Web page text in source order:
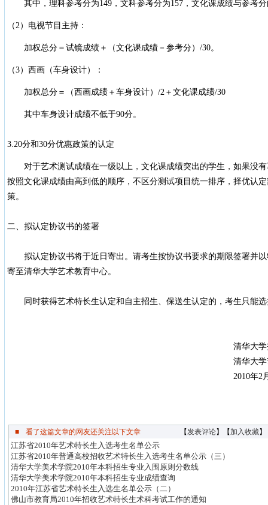
其中，理科参考分为149，文科参考分为157，文化课成绩与参考分
（2）电视节目主持：
加权总分＝试镜成绩＋（文化课成绩－参考分）/30。
（3）西画（车身设计）：
加权总分＝（西画成绩＋车身设计）/2＋文化课成绩/30
其中车身设计成绩不低于90分。
3.20分和30分优惠政策的认定
对于艺术测试成绩在一级以上，文化课成绩突出的学生，如果没有
按照文化课成绩由高到低的顺序，不区分测试项目统一排序，择优认
策。
二、拟认定协议书的签署
拟认定协议书将于近日寄出。请考生按协议书要求的期限签署并以
寄至清华大学艺术教育中心。
同时获得艺术特长生认定和自主招生、保送生认定的，考生只能选
清华大学招生办
清华大学艺术教育
2010年2月8
■ 看了这篇文章的网友还关注以下文章 【发表评论】【加入收藏
江苏省2010年艺术特长生入选考生名单公示
江苏省2010年普通高校招收艺术特长生入选考生名单公示（三）
清华大学美术学院2010年本科招生专业入围原则分数线
清华大学美术学院2010年本科招生专业成绩查询
2010年江苏省艺术特长生入选生名单公示（二）
佛山市教育局2010年招收艺术特长生术科考试工作的通知